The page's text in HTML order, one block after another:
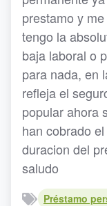
prestamo y
tengo la
baja laboral o
para nada, en
refleja el
popular ahora
han cobrado
duracion del
saludo
Préstamo